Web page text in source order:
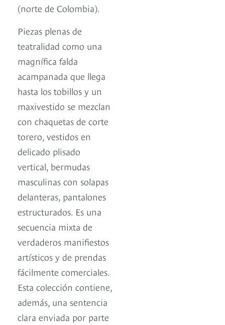
(norte de Colombia).
Piezas plenas de
teatralidad como una
magnífica falda
acampanada que llega
hasta los tobillos y un
maxivestido se mezclan
con chaquetas de corte
torero, vestidos en
delicado plisado
vertical, bermudas
masculinas con solapas
delanteras, pantalones
estructurados. Es una
secuencia mixta de
verdaderos manifiestos
artísticos y de prendas
fácilmente comerciales.
Esta colección contiene,
además, una sentencia
clara enviada por parte